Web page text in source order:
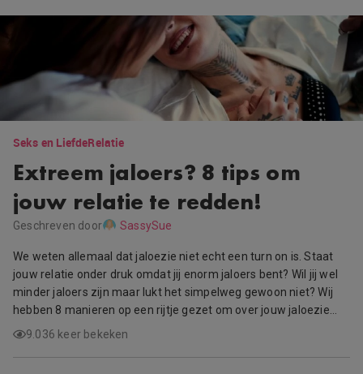
Seks en LiefdeRelatie
Extreem jaloers? 8 tips om
jouw relatie te redden!
Geschreven door SassySue
We weten allemaal dat jaloezie niet echt een turn on is. Staat
jouw relatie onder druk omdat jij enorm jaloers bent? Wil jij wel
minder jaloers zijn maar lukt het simpelweg gewoon niet? Wij
hebben 8 manieren op een rijtje gezet om over jouw jaloezie…
9.036 keer bekeken